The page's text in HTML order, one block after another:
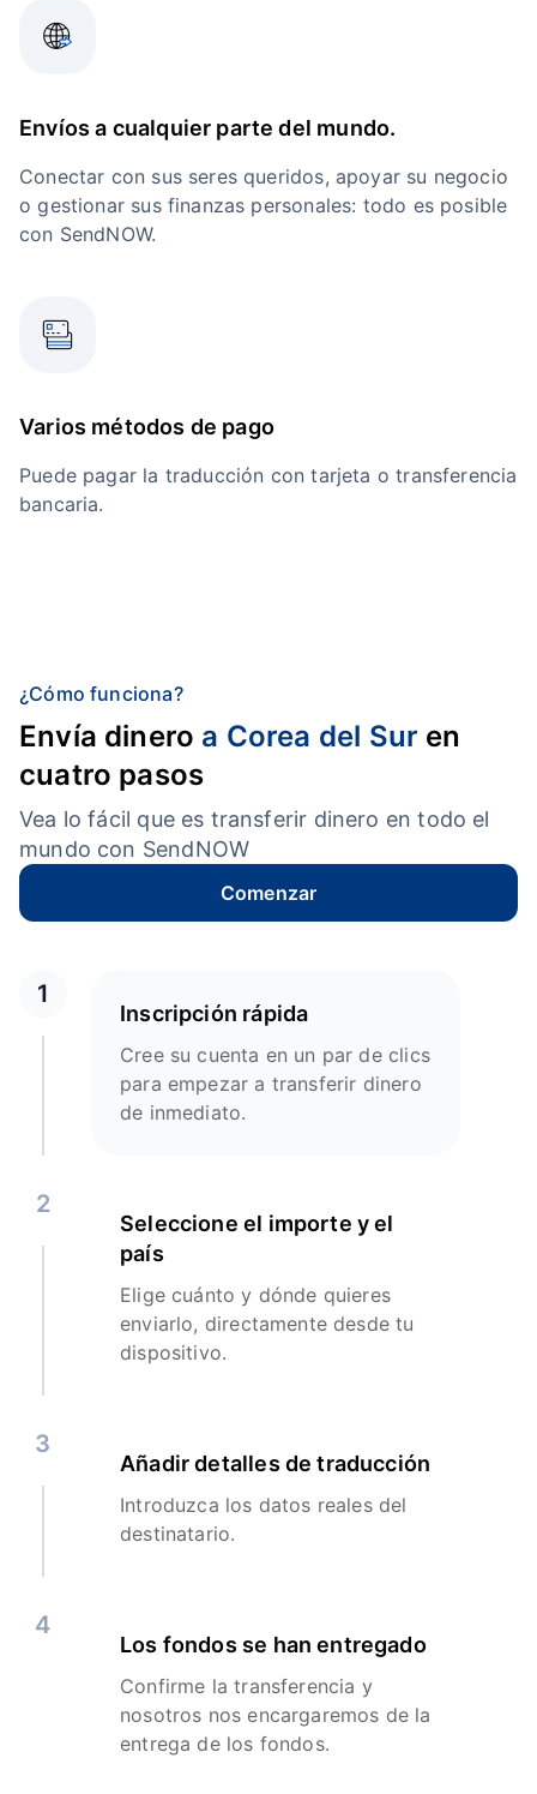
Envíos a cualquier parte del mundo.
Conectar con sus seres queridos, apoyar su negocio
o gestionar sus finanzas personales: todo es posible
con SendNOW.
Varios métodos de pago
Puede pagar la traducción con tarjeta o transferencia
bancaria.
¿Cómo funciona?
Envía dinero a Corea del Sur en
cuatro pasos
Vea lo fácil que es transferir dinero en todo el
mundo con SendNOW
Comenzar
1
Inscripción rápida
Cree su cuenta en un par de clics
para empezar a transferir dinero
de inmediato.
2
Seleccione el importe y el
país
Elige cuánto y dónde quieres
enviarlo, directamente desde tu
dispositivo.
3
Añadir detalles de traducción
Introduzca los datos reales del
destinatario.
4
Los fondos se han entregado
Confirme la transferencia y
nosotros nos encargaremos de la
entrega de los fondos.